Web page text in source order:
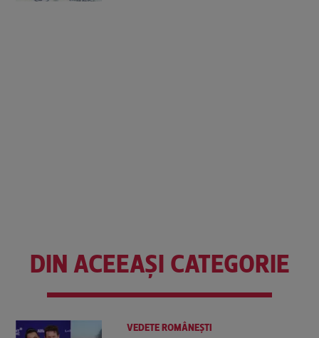
DIN ACEEAȘI CATEGORIE
VEDETE ROMÂNEŞTI